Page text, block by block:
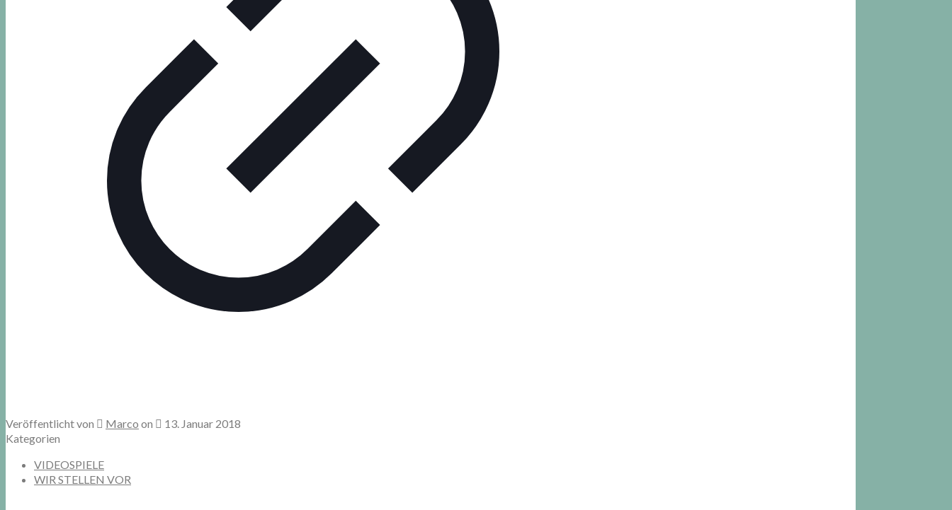
Veröffentlicht von Marco on
13. Januar 2018
Kategorien
VIDEOSPIELE
WIR STELLEN VOR